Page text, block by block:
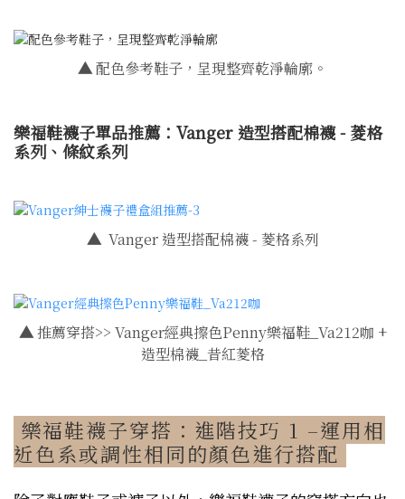
▲配色參考鞋子，呈現整齊乾淨輪廓。
樂福鞋襪子單品推薦：Vanger 造型搭配棉襪 - 菱格
系列、條紋系列
▲Vanger 造型搭配棉襪 - 菱格系列
▲推薦穿搭>> Vanger經典擦色Penny樂福鞋_Va212咖 +
造型棉襪_昔紅菱格
樂福鞋襪子穿搭：進階技巧 1 –運用相
近色系或調性相同的顏色進行搭配